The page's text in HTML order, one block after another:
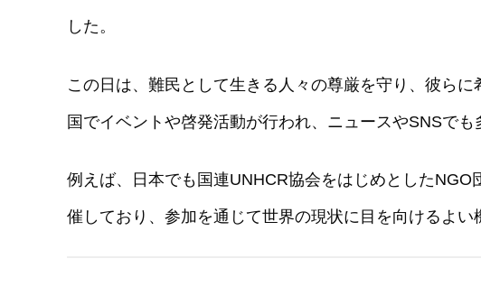
した。
この日は、難民として生きる人々の尊厳を守り、彼ら
国でイベントや啓発活動が行われ、ニュースやSNSでも
例えば、日本でも国連UNHCR協会をはじめとした
催しており、参加を通じて世界の現状に目を向けるよい